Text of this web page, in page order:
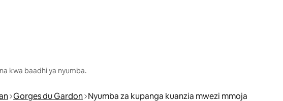
kwa baadhi ya nyumba.
Gorges du Gardon Nyumba za kupanga kuanzia mwezi mmoja